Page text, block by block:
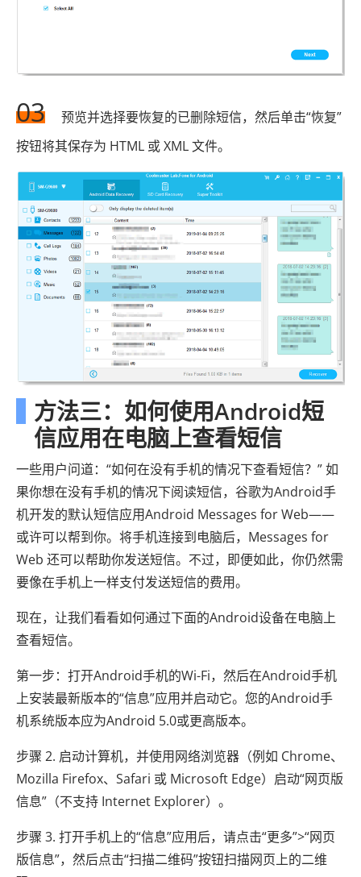
03
预览并选择要恢复的已删除短信，然后单击“恢复”
按钮将其保存为 HTML 或 XML 文件。
方法三：如何使用Android短
信应用在电脑上查看短信
一些用户问道：“如何在没有手机的情况下查看短信？” 如
果你想在没有手机的情况下阅读短信，谷歌为Android手
机开发的默认短信应用Android Messages for Web——
或许可以帮到你。将手机连接到电脑后，Messages for
Web 还可以帮助你发送短信。不过，即便如此，你仍然需
要像在手机上一样支付发送短信的费用。
现在，让我们看看如何通过下面的Android设备在电脑上
查看短信。
第一步：打开Android手机的Wi-Fi，然后在Android手机
上安装最新版本的“信息”应用并启动它。您的Android手
机系统版本应为Android 5.0或更高版本。
步骤 2. 启动计算机，并使用网络浏览器（例如 Chrome、
Mozilla Firefox、Safari 或 Microsoft Edge）启动“网页版
信息”（不支持 Internet Explorer）。
步骤 3. 打开手机上的“信息”应用后，请点击“更多”>“网页
版信息”，然后点击“扫描二维码”按钮扫描网页上的二维